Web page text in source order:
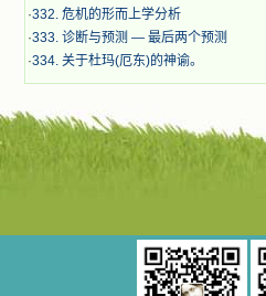
·332. 危机的形而上学分析
·333. 诊断与预测 — 最后两个预测
·334. 关于杜玛(厄东)的神谕。